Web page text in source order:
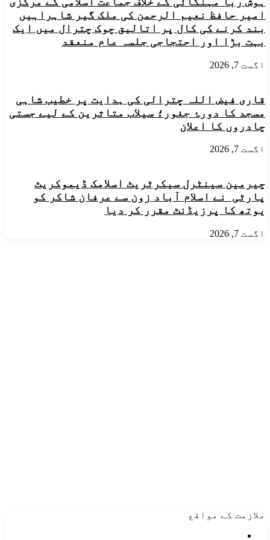
قبیلے
کے
لئے
الگ
الگ
پلاٹون
دینے
منظوری
امیر حافظ نعیم الرحمن کی ملک گیر شاہراہیں
بند کرنے کی کال پر اتالیق چوک چترال میں ایک
بہت بڑا اور احتجاجی جلسہ عام منعقد
اگست 7, 2026
قاری فیض اللہ چترالی کی ہدایت پر خطیب شاہی
مسجد کا دورۂ جغور؛ سیلاب متاثرین کے لیے جستی
چادروں کا اعلان
اگست 7, 2026
چیرمین سینٹرل سیکرٹریٹ اسلامک ڈیموکریٹ
پارٹی نے اسلام آباد زون سے عرفان شاکر کو
یوتھ کا پرزیڈنٹ مقرر کر دیا
اگست 7, 2026
ملازمت کے مواقع